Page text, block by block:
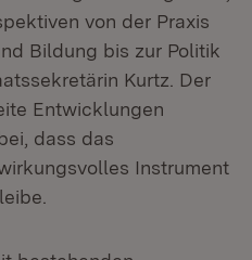
von der Praxis
Bildung bis zur Politik
Kurtz. Der
Entwicklungen
dass das
Instrument